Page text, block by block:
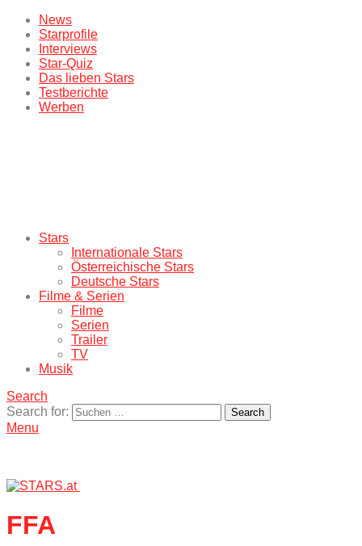
News
Starprofile
Interviews
Star-Quiz
Das lieben Stars
Testberichte
Werben
Stars
Internationale Stars
Österreichische Stars
Deutsche Stars
Filme & Serien
Filme
Serien
Trailer
TV
Musik
Search
Search for:
Search
Menu
FFA